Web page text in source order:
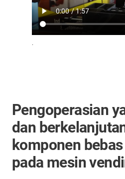
.
Pengoperasian
dan
komponen
pada mesin